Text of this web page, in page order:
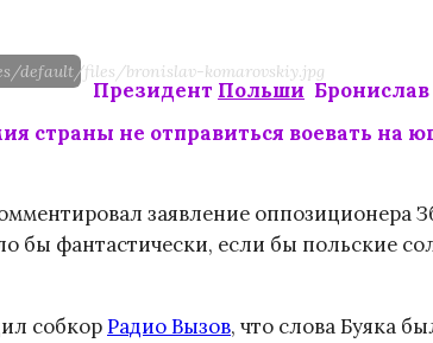
default/files/bronislav-komarovskiy.jpg
Президент ПольшиБронислав
страны не отправиться воевать на
заявление оппозиционера
бы фантастически, если бы польские
собкорРадио Вызов, что слова Буяка